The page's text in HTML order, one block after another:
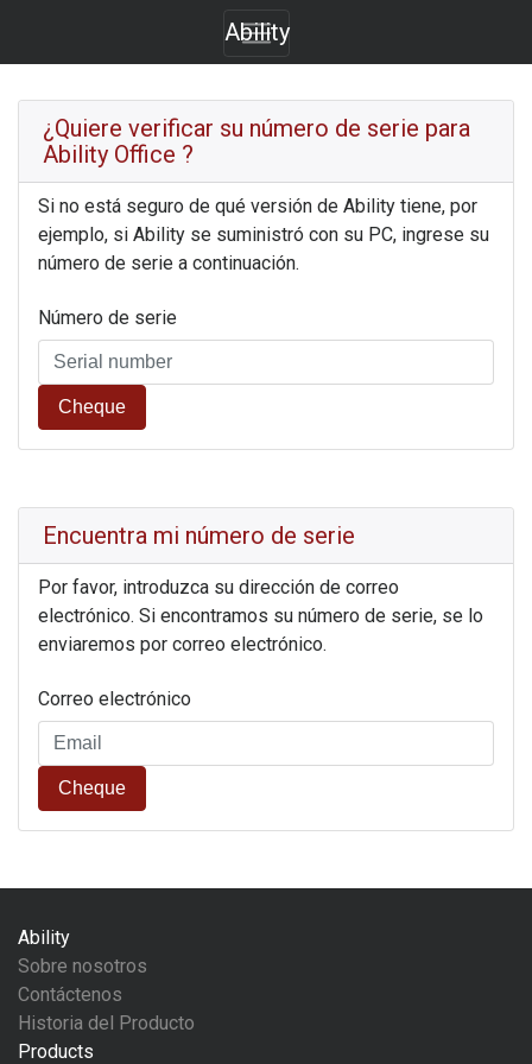
Ability
¿Quiere verificar su número de serie para
Ability Office ?
Si no está seguro de qué versión de Ability tiene, por
ejemplo, si Ability se suministró con su PC, ingrese su
número de serie a continuación.
Número de serie
Cheque
Encuentra mi número de serie
Por favor, introduzca su dirección de correo
electrónico. Si encontramos su número de serie, se lo
enviaremos por correo electrónico.
Correo electrónico
Cheque
Ability
Sobre nosotros
Contáctenos
Historia del Producto
Products